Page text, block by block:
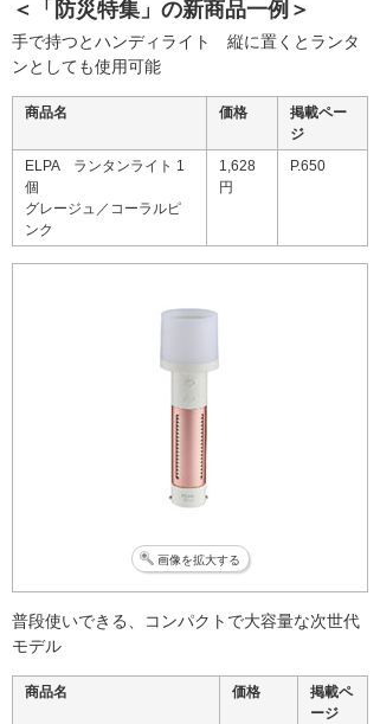
＜「防災特集」の新商品一例＞
手で持つとハンディライト 縦に置くとランタ
ンとしても使用可能
商品名 価格
掲載ペー
ジ
ELPA ランタンライト 1
個
グレージュ／コーラルピ
ンク
1,628
円
P.650
画像を拡大する
普段使いできる、コンパクトで大容量な次世代
モデル
商品名 価格
掲載ペ
ージ